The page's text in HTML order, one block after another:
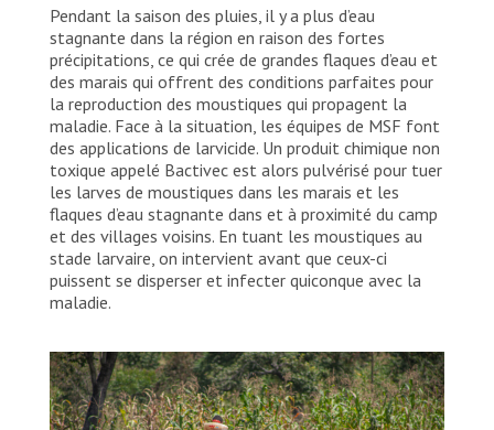
surveiller les zones du camp qui ont la plus
forte incidence et évaluer le nombre total
de moustiques infectés.
MSF/Cynthia D’Cruz
Pendant la saison des pluies, il y a plus d’eau
stagnante dans la région en raison des fortes
précipitations, ce qui crée de grandes flaques d’eau et
des marais qui offrent des conditions parfaites pour
la reproduction des moustiques qui propagent la
maladie. Face à la situation, les équipes de MSF font
des applications de larvicide. Un produit chimique non
toxique appelé Bactivec est alors pulvérisé pour tuer
les larves de moustiques dans les marais et les
flaques d’eau stagnante dans et à proximité du camp
et des villages voisins. En tuant les moustiques au
stade larvaire, on intervient avant que ceux-ci
puissent se disperser et infecter quiconque avec la
maladie.